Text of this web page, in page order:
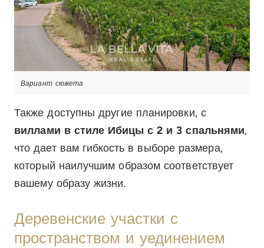
Вариант сюжета
Также доступны другие планировки, с
виллами в стиле Ибицы с 2 и 3 спальнями,
что дает вам гибкость в выборе размера,
который наилучшим образом соответствует
вашему образу жизни.
Деревенские участки с
пространством и уединением